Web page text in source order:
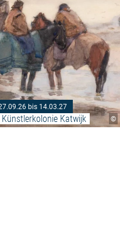
©
bis 14.03.27
Künstlerkolonie Katwijk